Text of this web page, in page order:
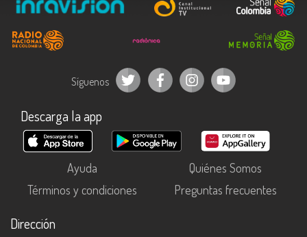
Síguenos
Descarga la app
Ayuda
Quiénes Somos
Términos y condiciones
Preguntas frecuentes
Dirección